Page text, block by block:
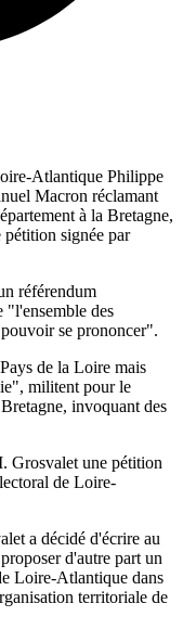
Atlantique Philippe
Macron réclamant
à la Bretagne,
pétition signée par
référendum
"l'ensemble des
se prononcer".
de la Loire mais
militent pour le
invoquant des
Grosvalet une pétition
de Loire-
a décidé d'écrire au
d'autre part un
Loire-Atlantique dans
territoriale de